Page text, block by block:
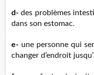
d- des problèmes
dans son estomac.
e- une personne qui
changer d’endroit